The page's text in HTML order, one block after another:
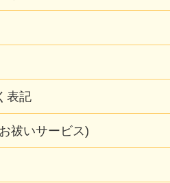
表記
祓いサービス)